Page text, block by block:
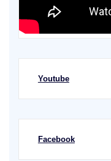
Youtube
Facebook